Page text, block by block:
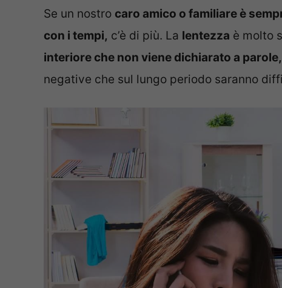
Se un nostro caro amico o familiare è
con i tempi, c’è di più. La lentezza è molto
interiore che non viene dichiarato a parole,
negative che sul lungo periodo saranno